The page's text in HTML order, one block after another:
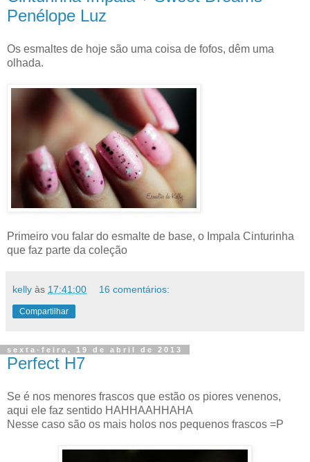
Penélope Luz
Os esmaltes de hoje são uma coisa de fofos, dêm uma
olhada.
Primeiro vou falar do esmalte de base, o Impala Cinturinha
que faz parte da coleção
kelly às 17:41:00 16 comentários:
Compartilhar
sexta-feira, 19 de abril de 2013
Perfect H7
Se é nos menores frascos que estão os piores venenos,
aqui ele faz sentido HAHHAAHHAHA
Nesse caso são os mais holos nos pequenos frascos =P